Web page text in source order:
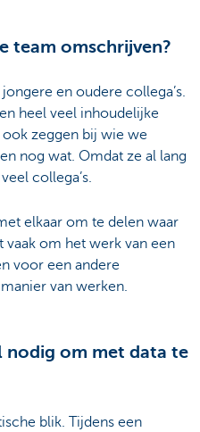
team omschrijven?
en oudere collega’s.
heel veel inhoudelijke
zeggen bij wie we
nog wat. Omdat ze al lang
collega’s.
elkaar om te delen waar
om het werk van een
voor een andere
van werken.
nodig om met data te
blik. Tijdens een